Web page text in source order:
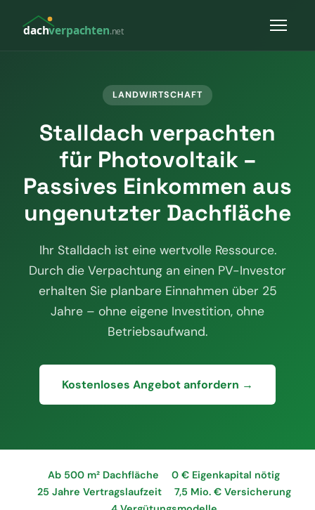
dachverpachten.net
LANDWIRTSCHAFT
Stalldach verpachten
für Photovoltaik –
Passives Einkommen aus
ungenutzter Dachfläche
Ihr Stalldach ist eine wertvolle Ressource.
Durch die Verpachtung an einen PV-Investor
erhalten Sie planbare Einnahmen über 25
Jahre – ohne eigene Investition, ohne
Betriebsaufwand.
Kostenloses Angebot anfordern →
Ab 500 m² Dachfläche
0 € Eigenkapital nötig
25 Jahre Vertragslaufzeit
7,5 Mio. € Versicherung